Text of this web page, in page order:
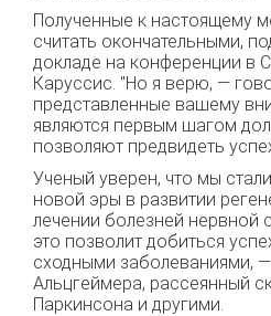
Полученные к настоящему
считать окончательными,
докладе на конференции в
Каруссис. "Но я верю, —
представленные вашему
являются первым шагом
позволяют предвидеть
Ученый уверен, что мы
новой эры в развитии
лечении болезней нервной
это позволит добиться
сходными заболеваниями,
Альцгеймера, рассеянный
Паркинсона и другими.